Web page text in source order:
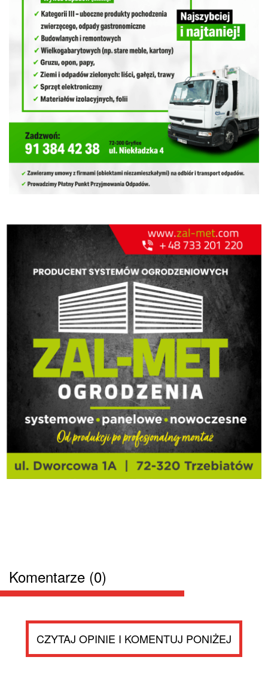
Komentarze (0)
CZYTAJ OPINIE I KOMENTUJ PONIŻEJ